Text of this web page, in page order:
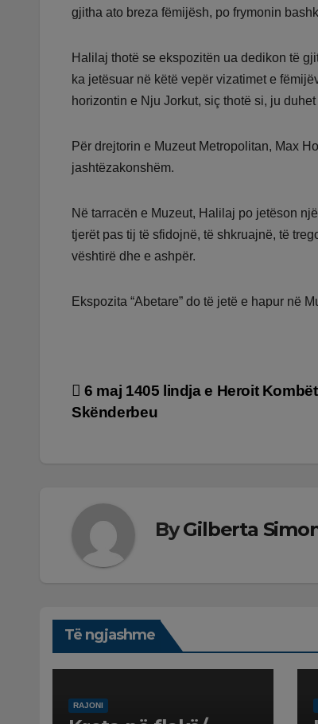
gjitha ato breza fëmijësh, po frymonin
Halilaj thotë se ekspozitën ua dedikon të
ka jetësuar në këtë vepër vizatimet e
horizontin e Nju Jorkut, siç thotë si, ju
Për drejtorin e Muzeut Metropolitan, Max
jashtëzakonshëm.
Në tarracën e Muzeut, Halilaj po jetëson
tjerët pas tij të sfidojnë, të shkruajnë, të
vështirë dhe e ashpër.
Ekspozita “Abetare” do të jetë e hapur në
Lëvizje
6 maj 1405 lindja e Heroit
Skënderbeu
ByGilberta
Të ngjashme
RAJONI